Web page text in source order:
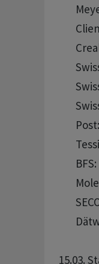
15.03.